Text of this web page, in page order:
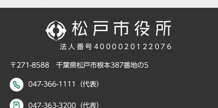
法人番号4000020122076
〒271-8588 千葉県松戸市根本387番地の5
047-366-1111（代表）
047-363-3200（代表）